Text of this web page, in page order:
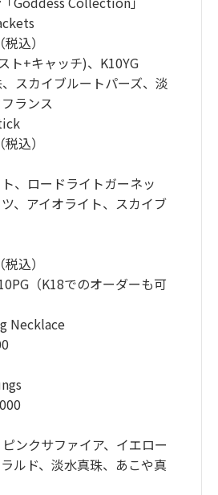
込）
ト+キャッチ)、K10YG
スカイブルートパーズ、淡
ランス
込）
、ロードライトガーネッ
、アイオライト、スカイブ
込）
（K18でのオーダーも可
Necklace
ンクサファイア、イエロー
ルド、淡水真珠、あこや真